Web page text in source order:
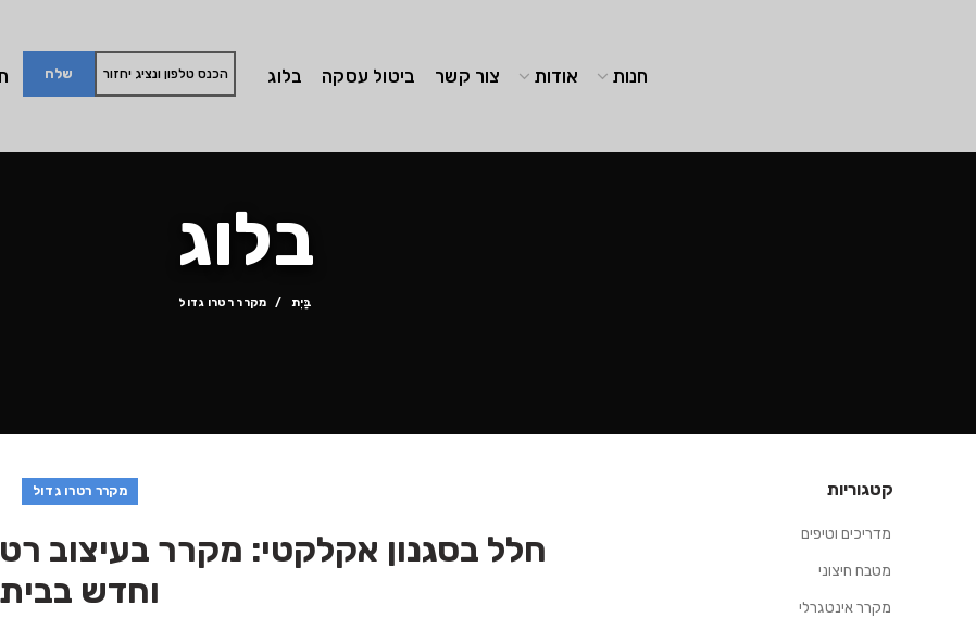
חנות אודות צור קשר ביטול עסקה בלוג
בלוג
בַּיִת מקרר רטרו גדול
מקרר רטרו גדול
חלל בסגנון אקלקטי: מקרר בעיצוב
וחדש בבית
קטגוריות
מדריכים וטיפים
מטבח חיצוני
מקרר אינטגרלי